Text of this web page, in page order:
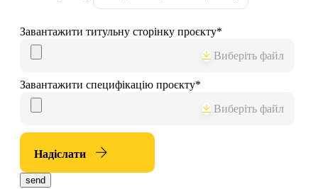
Завантажити титульну сторінку проєкту*
Виберіть файл
Завантажити специфікацію проєкту*
Виберіть файл
Надіслати
send